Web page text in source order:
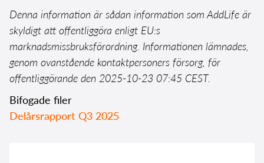
Denna information är sådan information som AddLife är
skyldigt att offentliggöra enligt EU:s
marknadsmissbruksförordning. Informationen lämnades,
genom ovanstående kontaktpersoners försorg, för
offentliggörande den 2025-10-23 07:45 CEST.
Bifogade filer
Delårsrapport Q3 2025